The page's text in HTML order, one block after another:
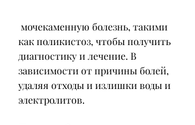
как поликистоз, чтобы получить
диагностику и лечение. В
зависимости от причины болей,
удаляя отходы и излишки воды и
электролитов.